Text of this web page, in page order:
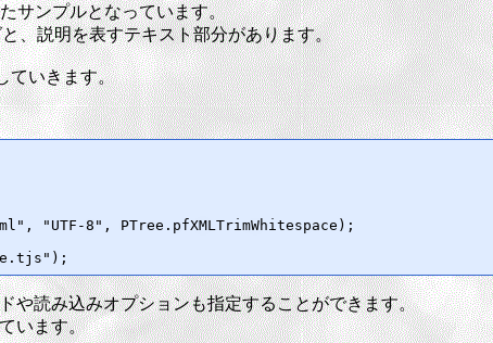
サンプルとなっています。
、説明を表すテキスト部分があります。
ていきます。
"UTF-8", PTree.pfXMLTrimWhitespace);
や読み込みオプションも指定することができます。
います。